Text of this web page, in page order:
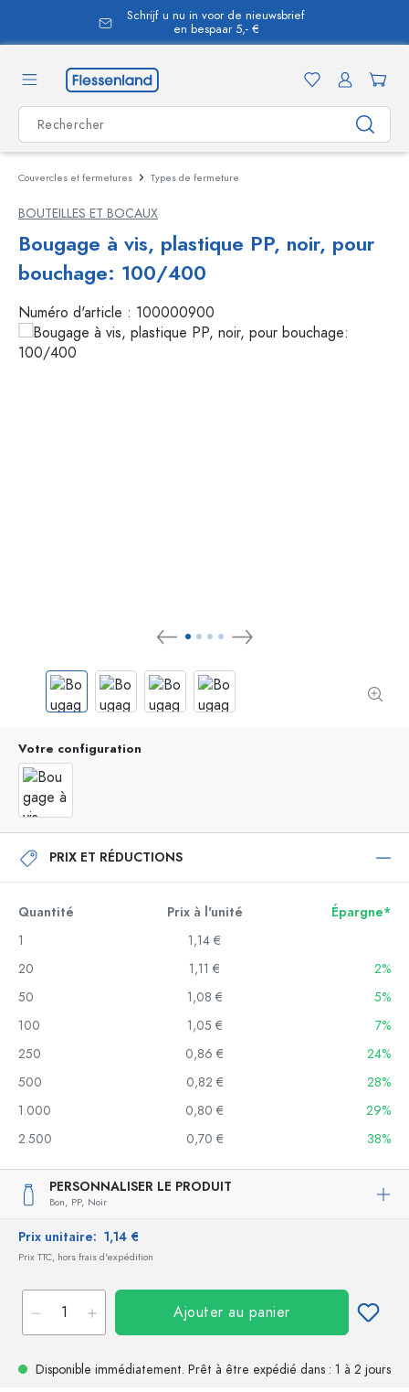
Schrijf u nu in voor de nieuwsbrief
en bespaar 5,- €
Couvercles et fermetures Types de fermeture
BOUTEILLES ET BOCAUX
Bougage à vis, plastique PP, noir, pour
bouchage: 100/400
Numéro d'article : 100000900
Votre configuration
PRIX ET RÉDUCTIONS
Quantité Prix à l'unité
Épargne*
1
1,14 €
20
1,11 €
2%
50
1,08 €
5%
100
1,05 €
7%
250
0,86 €
24%
500
0,82 €
28%
1.000
0,80 €
29%
2.500
0,70 € 38%
PERSONNALISER LE PRODUIT
Bon, PP, Noir
Prix unitaire: 1,14 €
Prix TTC, hors frais d'expédition
Ajouter au panier
Disponible immédiatement. Prêt à être expédié dans : 1 à 2 jours